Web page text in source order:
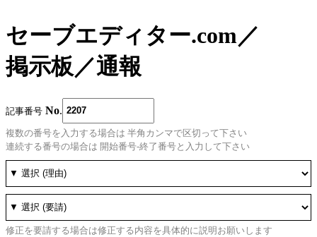
セーブエディター.com／
掲示板／通報
記事番号 No
複数の番号を入力する場合は 半角カンマで区切って下さい
連続する番号の場合は 開始番号-終了番号と入力して下さい
修正を要請する場合は修正する内容を具体的に説明お願いします